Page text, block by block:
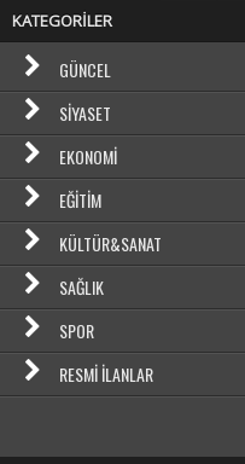
KATEGORİLER
GÜNCEL
SIYASET
EKONOMI
EĞITIM
KÜLTÜR&SANAT
SAĞLIK
SPOR
RESMI İLANLAR